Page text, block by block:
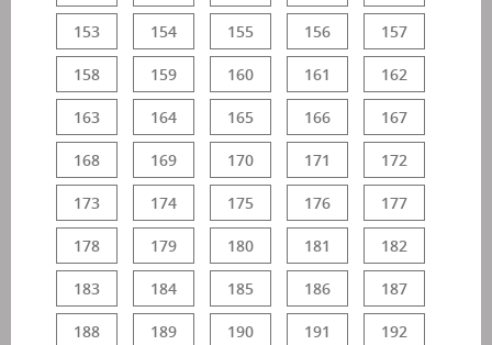
153 154 155 156 157
158 159 160 161 162
163 164 165 166 167
168 169 170 171 172
173 174 175 176 177
178 179 180 181 182
183 184 185 186 187
188 189 190 191 192